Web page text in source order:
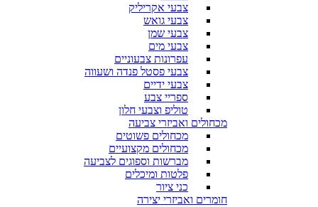
צבעי אקריליק
צבעי גואש
צבעי שמן
צבעי מים
עפרונות צבעוניים
צבעי פסטל פנדה ושעווה
צבעי ידיים
ספריי צבע
טוליפ וצבעי חלון
מכחולים ואביזרי צביעה
מכחולים פשוטים
מכחולים מקצועיים
מברשות וספוגים לצביעה
פלטות ומיכלים
כני ציור
חומרים ואביזרי יצירה